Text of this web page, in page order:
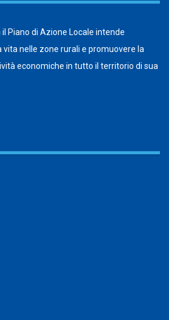
Piano di Azione Locale intende
nelle zone rurali e promuovere la
economiche in tutto il territorio di sua